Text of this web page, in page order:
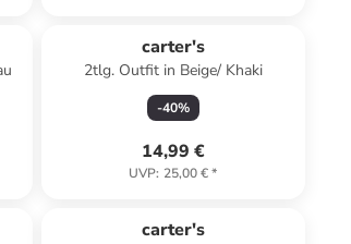
carter's
2tlg. Outfit in Beige/ Khaki
-40%
14,99 €
UVP: 25,00 €*
carter's